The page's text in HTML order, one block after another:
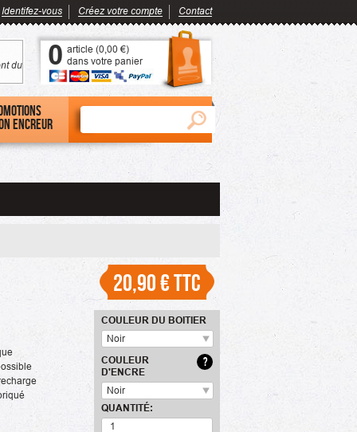
Identifez-vous Créez votre compte Contact
du 0 article (0,00 €)
dans votre panier
encreur
20,90 €TTC
COULEUR DU BOITIER
Noir
COULEUR
D'ENCRE
?
Noir
QUANTITÉ: